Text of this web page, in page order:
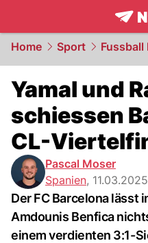
Home Sport
Yamal und
schiessen
CL-
Pascal Moser
Spanien,
Der FC Barcelona lässt
Amdounis Benfica
einem verdienten 3:1-